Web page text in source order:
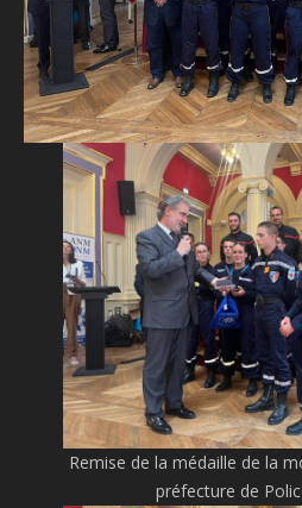
Remise de la médaille de la
préfecture de